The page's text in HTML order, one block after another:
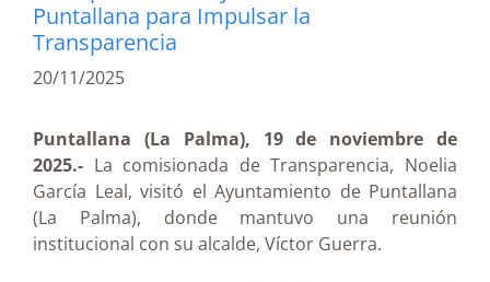
Puntallana para Impulsar la
Transparencia
20/11/2025
Puntallana (La Palma), 19 de noviembre de
2025.- La comisionada de Transparencia, Noelia
García Leal, visitó el Ayuntamiento de Puntallana
(La Palma), donde mantuvo una reunión
institucional con su alcalde, Víctor Guerra.